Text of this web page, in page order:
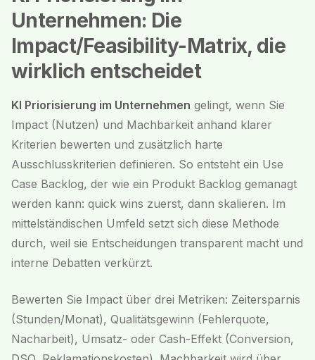
Unternehmen: Die
Impact/Feasibility-Matrix, die
wirklich entscheidet
KI Priorisierung im Unternehmen gelingt, wenn Sie
Impact (Nutzen) und Machbarkeit anhand klarer
Kriterien bewerten und zusätzlich harte
Ausschlusskriterien definieren. So entsteht ein Use
Case Backlog, der wie ein Produkt Backlog gemanagt
werden kann: quick wins zuerst, dann skalieren. Im
mittelständischen Umfeld setzt sich diese Methode
durch, weil sie Entscheidungen transparent macht und
interne Debatten verkürzt.
Bewerten Sie Impact über drei Metriken: Zeitersparnis
(Stunden/Monat), Qualitätsgewinn (Fehlerquote,
Nacharbeit), Umsatz- oder Cash-Effekt (Conversion,